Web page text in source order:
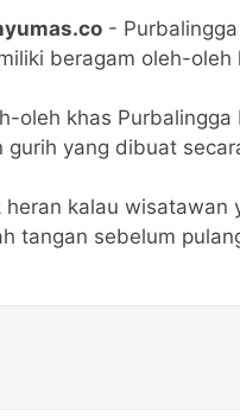
-
beragam oleh-
oleh khas
gurih yang dibuat
heran kalau wisatawan
tangan sebelum